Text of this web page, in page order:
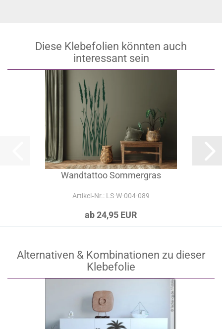
Diese Klebefolien könnten auch
interessant sein
Wandtattoo Sommergras
Artikel‑Nr.: LS-W-004-089
ab 24,95 EUR
Alternativen & Kombinationen zu dieser
Klebefolie